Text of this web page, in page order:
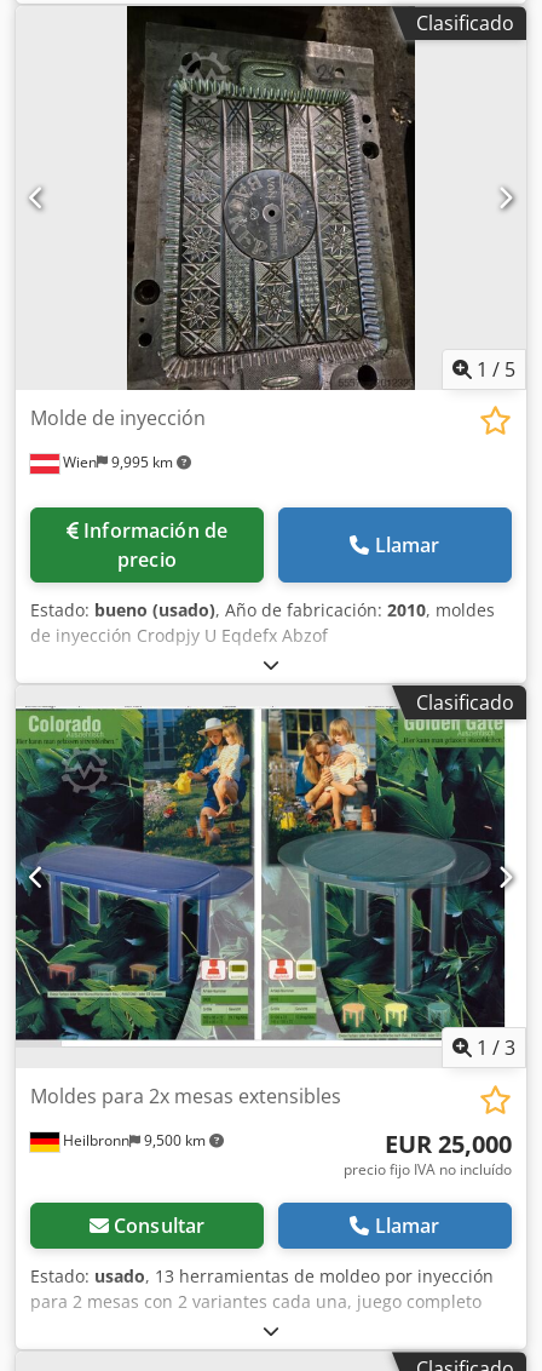
Clasificado
1 / 5
Wien 9,995 km
Molde de inyección
Información de
precio
Llamar
Estado: bueno (usado), Año de fabricación: 2010, moldes
de inyección Crodpjy U Eqdefx Abzof
Clasificado
1 /3
Heilbronn 9,500 km
Moldes para 2x mesas extensibles
EUR 25,000
precio fijo IVA no incluído
Consultar Llamar
Estado: usado, 13 herramientas de moldeo por inyección
para 2 mesas con 2 variantes cada una, juego completo